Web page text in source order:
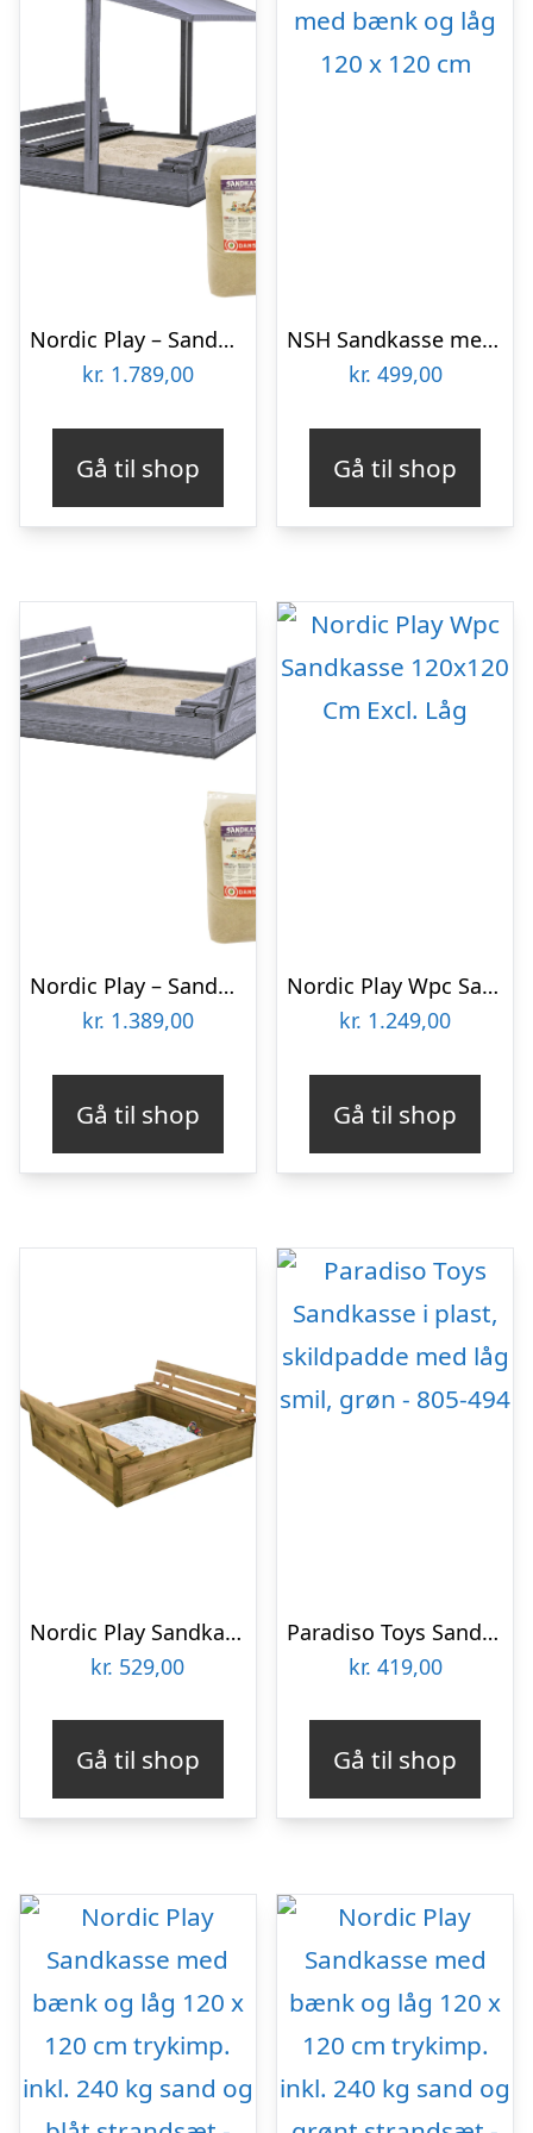
Nordic Play – Sandkasse 120×120 cm Grå m. Tag, Låg og inkl. 200 kg Sand
kr. 1.789,00
Gå til shop
NSH Sandkasse med bænk og låg 120 x 120 cm
kr. 499,00
Gå til shop
Nordic Play – Sandkasse 120×120 cm Grå med Låg inkl. 200 kg Sand
kr. 1.389,00
Gå til shop
Nordic Play Wpc Sandkasse 120×120 Cm Excl. Låg
kr. 1.249,00
Gå til shop
Nordic Play Sandkasse med bænk og låg 120 cm × 120 cm
kr. 529,00
Gå til shop
Paradiso Toys Sandkasse i plast, skildpadde med låg smil, grøn – 805-494
kr. 419,00
Gå til shop